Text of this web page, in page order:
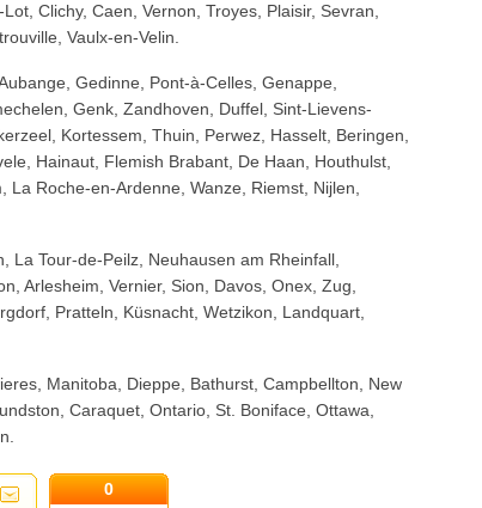
Clichy, Caen, Vernon, Troyes, Plaisir, Sevran,
Vaulx-en-Velin.
Gedinne, Pont-à-Celles, Genappe,
Genk, Zandhoven, Duffel, Sint-Lievens-
Kortessem, Thuin, Perwez, Hasselt, Beringen,
Hainaut, Flemish Brabant, De Haan, Houthulst,
Roche-en-Ardenne, Wanze, Riemst, Nijlen,
La Tour-de-Peilz, Neuhausen am Rheinfall,
Arlesheim, Vernier, Sion, Davos, Onex, Zug,
Pratteln, Küsnacht, Wetzikon, Landquart,
Manitoba, Dieppe, Bathurst, Campbellton, New
Caraquet, Ontario, St. Boniface, Ottawa,
0